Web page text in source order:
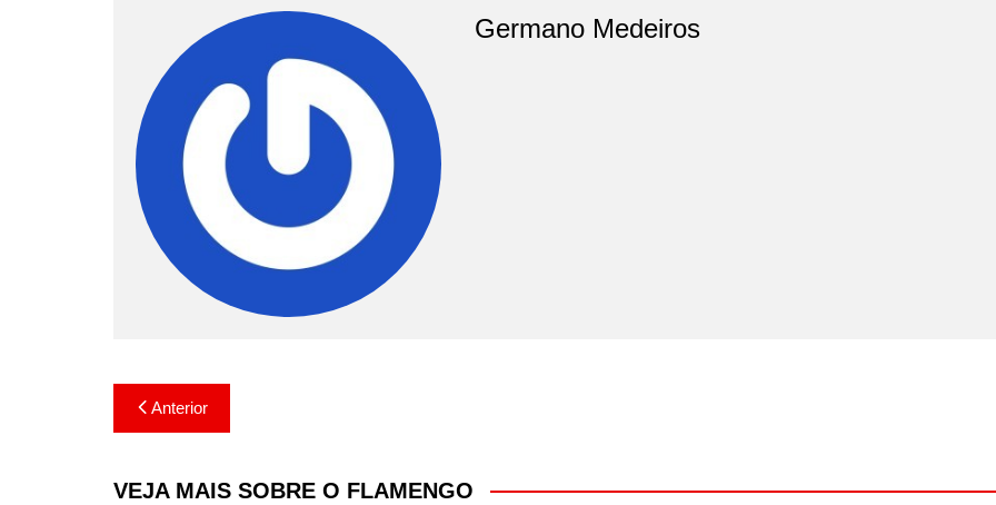
Germano Medeiros
Navegação
de
Post
Anterior
VEJA MAIS SOBRE O FLAMENGO